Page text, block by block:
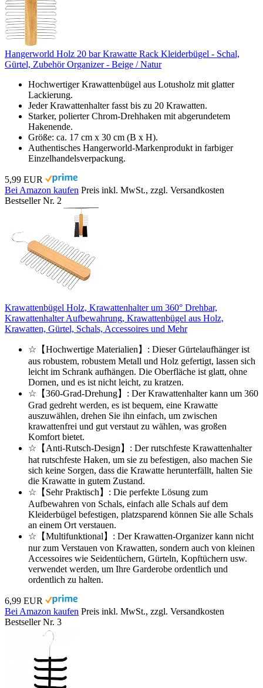
Hangerworld Holz 20 bar Krawatte Rack Kleiderbügel - Schal,
Gürtel, Zubehör Organizer - Beige / Natur
Hochwertiger Krawattenbügel aus Lotusholz mit glatter
Lackierung.
Jeder Krawattenhalter fasst bis zu 20 Krawatten.
Starker, polierter Chrom-Drehhaken mit abgerundetem
Hakenende.
Größe: ca. 17 cm x 30 cm (B x H).
Authentisches Hangerworld-Markenprodukt in farbiger
Einzelhandelsverpackung.
5,99 EUR
Bei Amazon kaufen Preis inkl. MwSt., zzgl. Versandkosten
Bestseller Nr. 2
Krawattenbügel Holz, Krawattenhalter um 360° Drehbar,
Krawattenhalter Aufbewahrung, Krawattenbügel aus Holz,
Krawatten, Gürtel, Schals, Accessoires und Mehr
☆【Hochwertige Materialien】: Dieser Gürtelaufhänger ist
aus robustem, robustem Metall und Holz gefertigt, lassen sich
leicht im Schrank aufhängen. Die Oberfläche ist glatt, ohne
Dornen, und es ist nicht leicht, zu kratzen.
☆【360-Grad-Drehung】: Der Krawattenhalter kann um 360
Grad gedreht werden, es ist bequem, eine Krawatte
auszuwählen, drehen Sie ihn einfach, um zwischen
krawattenfrei und gut verstaut zu wählen, was großen
Komfort bietet.
☆【Anti-Rutsch-Design】: Der rutschfeste Krawattenhalter
hat rutschfeste Haken, um sie zu befestigen, also machen Sie
sich keine Sorgen, dass die Krawatte herunterfällt, halten Sie
die Krawatte in gutem Zustand.
☆【Sehr Praktisch】: Die perfekte Lösung zum
Aufbewahren von Schals, einfach alle Schals auf dem
Kleiderbügel befestigen, platzsparend können Sie alle Schals
an einem Ort verstauen.
☆【Multifunktional】: Der Krawatten-Organizer kann nicht
nur zum Verstauen von Krawatten, sondern auch von kleinen
Accessoires wie Seidentüchern, Gürteln, Kopftüchern usw.
verwendet werden, um Ihre Garderobe ordentlich und
ordentlich zu halten.
6,99 EUR
Bei Amazon kaufen Preis inkl. MwSt., zzgl. Versandkosten
Bestseller Nr. 3